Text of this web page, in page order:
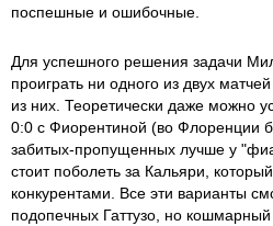
поспешные и ошибочные.
Для успешного решения задачи
проиграть ни одного из двух
из них. Теоретически даже можно
0:0 с Фиорентиной (во Флоренции
забитых-пропущенных лучше у
стоит поболеть за Кальяри,
конкурентами. Все эти варианты
подопечных Гаттузо, но